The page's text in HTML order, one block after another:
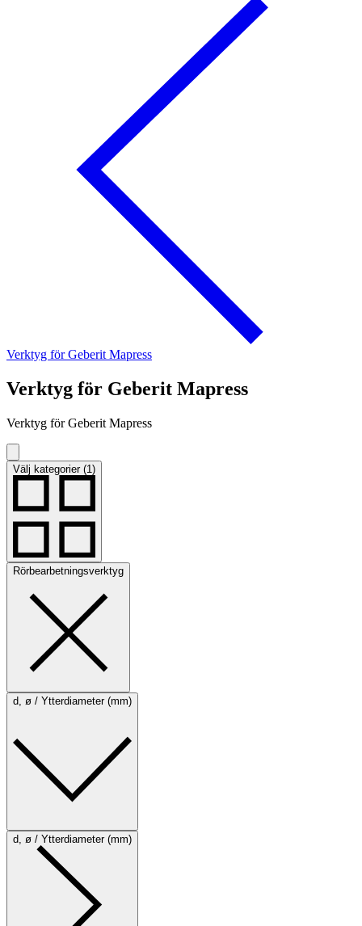
Verktyg för Geberit Mapress
Verktyg för Geberit Mapress
Verktyg för Geberit Mapress
Välj kategorier (1)
Rörbearbetningsverktyg
d, ø / Ytterdiameter (mm)
d, ø / Ytterdiameter (mm)